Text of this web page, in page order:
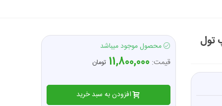
3/8 اینچ تاپ تول محصول موجود میباشد
قیمت: 11,800,000 تومان
افزودن به سبد خرید